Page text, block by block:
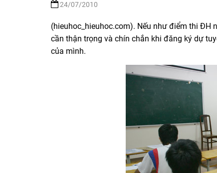
24/07/2010
(hieuhoc_hieuhoc.com). Nếu như điểm thi ĐH
cần thận trọng và chín chắn khi đăng ký dự
của mình.